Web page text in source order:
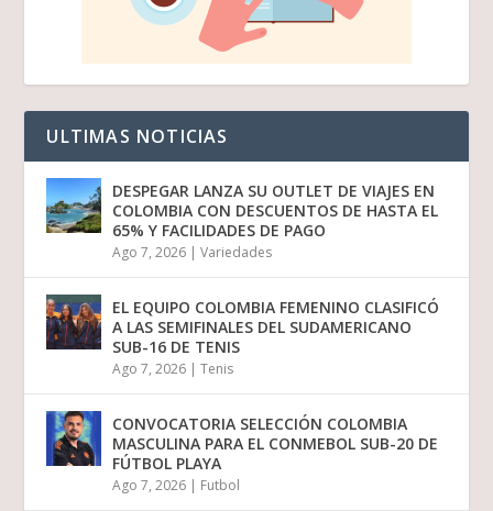
ULTIMAS NOTICIAS
DESPEGAR LANZA SU OUTLET DE VIAJES EN
COLOMBIA CON DESCUENTOS DE HASTA EL
65% Y FACILIDADES DE PAGO
Ago 7, 2026 |Variedades
EL EQUIPO COLOMBIA FEMENINO CLASIFICÓ
A LAS SEMIFINALES DEL SUDAMERICANO
SUB-16 DE TENIS
Ago 7, 2026 |Tenis
CONVOCATORIA SELECCIÓN COLOMBIA
MASCULINA PARA EL CONMEBOL SUB-20 DE
FÚTBOL PLAYA
Ago 7, 2026 | Futbol